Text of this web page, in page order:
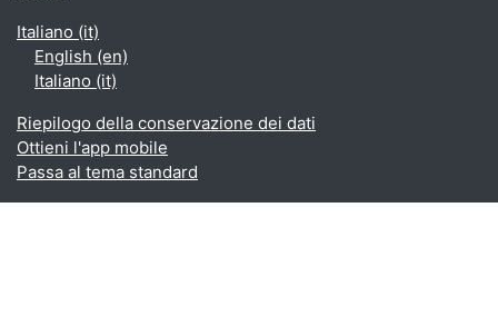
Italiano ‎(it)‎
English ‎(en)‎
Italiano ‎(it)‎
Riepilogo della conservazione dei dati
Ottieni l'app mobile
Passa al tema standard